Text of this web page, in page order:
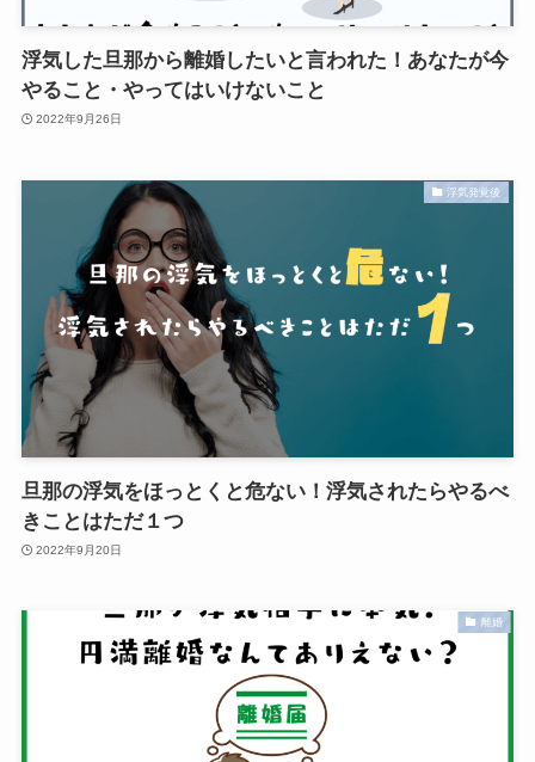
浮気した旦那から離婚したいと言われた！あなたが今
やること・やってはいけないこと
2022年9月26日
浮気発覚後
旦那の浮気をほっとくと危ない！浮気されたらやるべ
きことはただ１つ
2022年9月20日
離婚